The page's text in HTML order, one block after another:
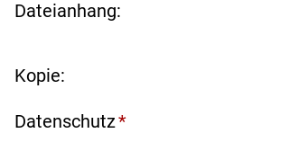
Dateianhang:
Kopie:
Datenschutz*